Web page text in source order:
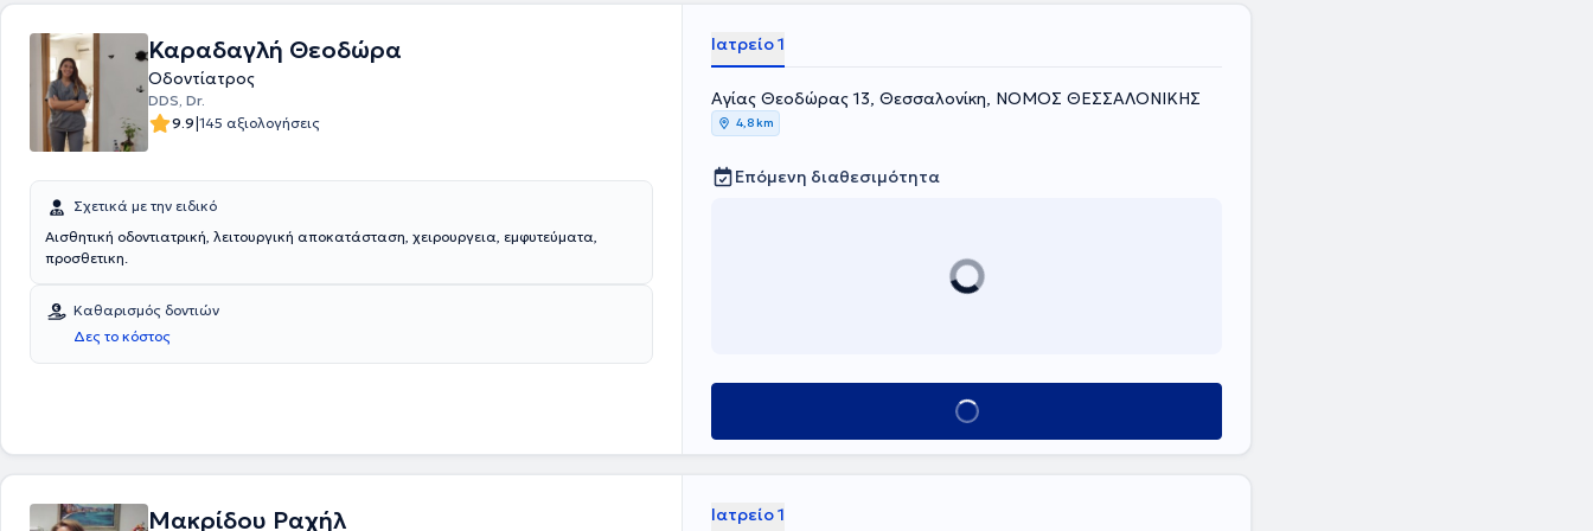
Καραδαγλή Θεοδώρα
Οδοντίατρος
DDS, Dr.
9.9|145 αξιολογήσεις
Σχετικά με την ειδικό
Αισθητική οδοντιατρική, λειτουργική αποκατάσταση, χειρουργεια, εμφυτεύματα,
προσθετικη.
Καθαρισμός δοντιών
Δες το κόστος
Ιατρείο 1
Aγίας Θεοδώρας 13, Θεσσαλονίκη, ΝΟΜΟΣ ΘΕΣΣΑΛΟΝΙΚΗΣ
4,8 km
Επόμενη διαθεσιμότητα
Κλείσε ραντεβού
Μακρίδου Ραχήλ Ιατρείο 1